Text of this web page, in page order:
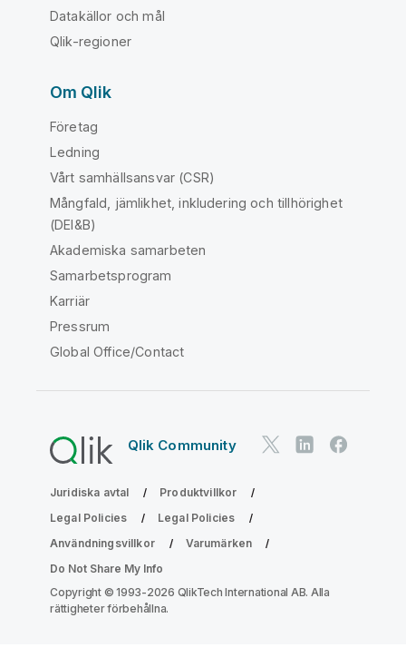
Datakällor och mål
Qlik-regioner
Om Qlik
Företag
Ledning
Vårt samhällsansvar (CSR)
Mångfald, jämlikhet, inkludering och tillhörighet
(DEI&B)
Akademiska samarbeten
Samarbetsprogram
Karriär
Pressrum
Global Office/Contact
Qlik Community
Juridiska avtal
Produktvillkor
Legal Policies
Legal Policies
Användningsvillkor
Varumärken
Do Not Share My Info
Copyright © 1993-2026 QlikTech International AB. Alla
rättigheter förbehållna.